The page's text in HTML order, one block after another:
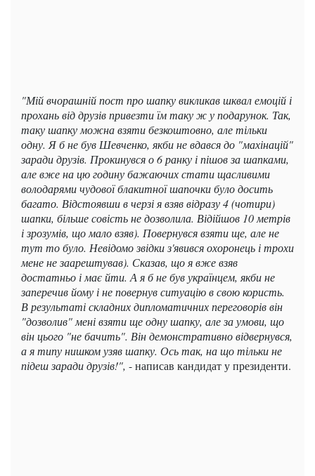
"Мій вчорашній пост про шапку викликав шквал емоцій і
прохань від друзів привезти їм таку ж у подарунок. Так,
таку шапку можна взяти безкоштовно, але тільки
одну. Я б не був Шевченко, якби не вдався до "махінацій"
заради друзів. Прокинувся о 6 ранку і пішов за шапками,
але вже на цю годину бажаючих стати щасливими
володарями чудової блакитної шапочки було досить
багато. Відстоявши в черзі я взяв відразу 4 (чотири)
шапки, більше совість не дозволила. Відійшов 10 метрів
і зрозумів, що мало взяв). Повернувся взяти ще, але не
тут то було. Невідомо звідки з'явився охоронець і трохи
мене не заарештував). Сказав, що я вже взяв
достатньо і має йти. А я б не був українцем, якби не
заперечив йому і не повернув ситуацію в свою користь.
В результаті складних дипломатичних переговорів він
"дозволив" мені взяти ще одну шапку, але за умови, що
він цього "не бачить". Він демонстративно відвернувся,
а я типу нишком узяв шапку. Ось так, на що тільки не
підеш заради друзів!", - написав кандидат у президенти.